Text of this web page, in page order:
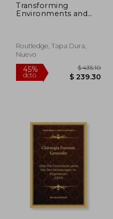
Transforming
Environments and
Forensic Settings and
Criminal Justice
Psychology)
Routledge, Tapa Dura,
Nuevo